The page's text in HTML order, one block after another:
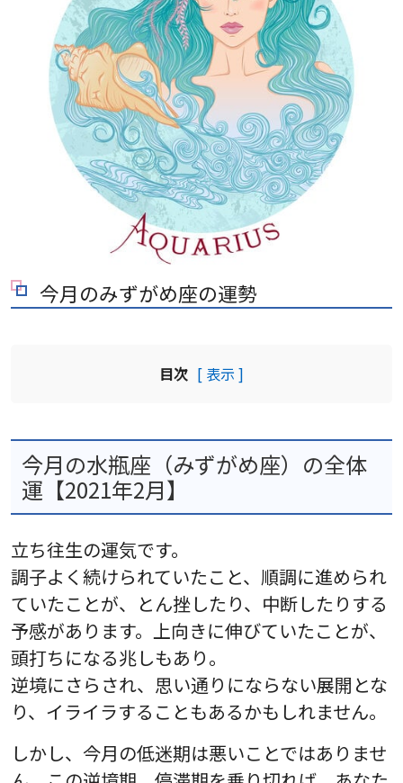
今月のみずがめ座の運勢
目次 [ 表示 ]
今月の水瓶座（みずがめ座）の全体
運【2021年2月】
立ち往生の運気です。
調子よく続けられていたこと、順調に進められ
ていたことが、とん挫したり、中断したりする
予感があります。上向きに伸びていたことが、
頭打ちになる兆しもあり。
逆境にさらされ、思い通りにならない展開とな
り、イライラすることもあるかもしれません。
しかし、今月の低迷期は悪いことではありませ